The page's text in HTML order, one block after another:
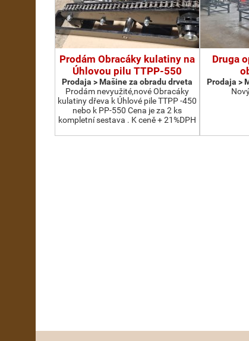
Prodám Obracáky kulatiny na
Úhlovou pilu TTPP-550
Prodaja > Мašine za obradu drveta
Prodám nevyužité,nové Obracáky
kulatiny dřeva k Úhlové pile TTPP -450
nebo k PP-550 Cena je za 2 ks
kompletní sestava . K ceně + 21%DPH
Druga
Prodaja >